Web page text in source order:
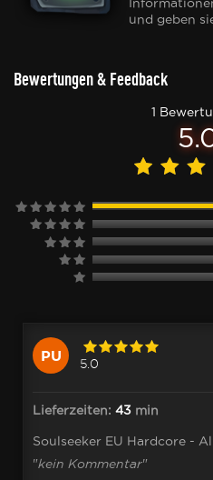
und geben
Bewertungen & Feedback
1
PU 5.0
Lieferzeiten: 43 min
Soulseeker EU Hardcore -
"kein Kommentar"